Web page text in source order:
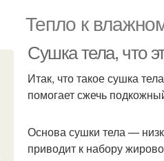
Тепло к
Сушка тела, что
Итак, что такое сушка
помогает сжечь
Основа сушки тела —
приводит к набору